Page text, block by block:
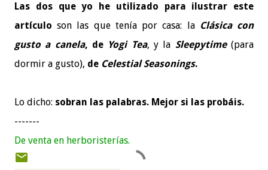
Las dos que yo he utilizado para ilustrar este
artículo son las que tenía por casa: la Clásica con
gusto a canela, de Yogi Tea, y la Sleepytime (para
dormir a gusto), de Celestial Seasonings.
Lo dicho: sobran las palabras. Mejor si las probáis.
-------
De venta en herboristerías.